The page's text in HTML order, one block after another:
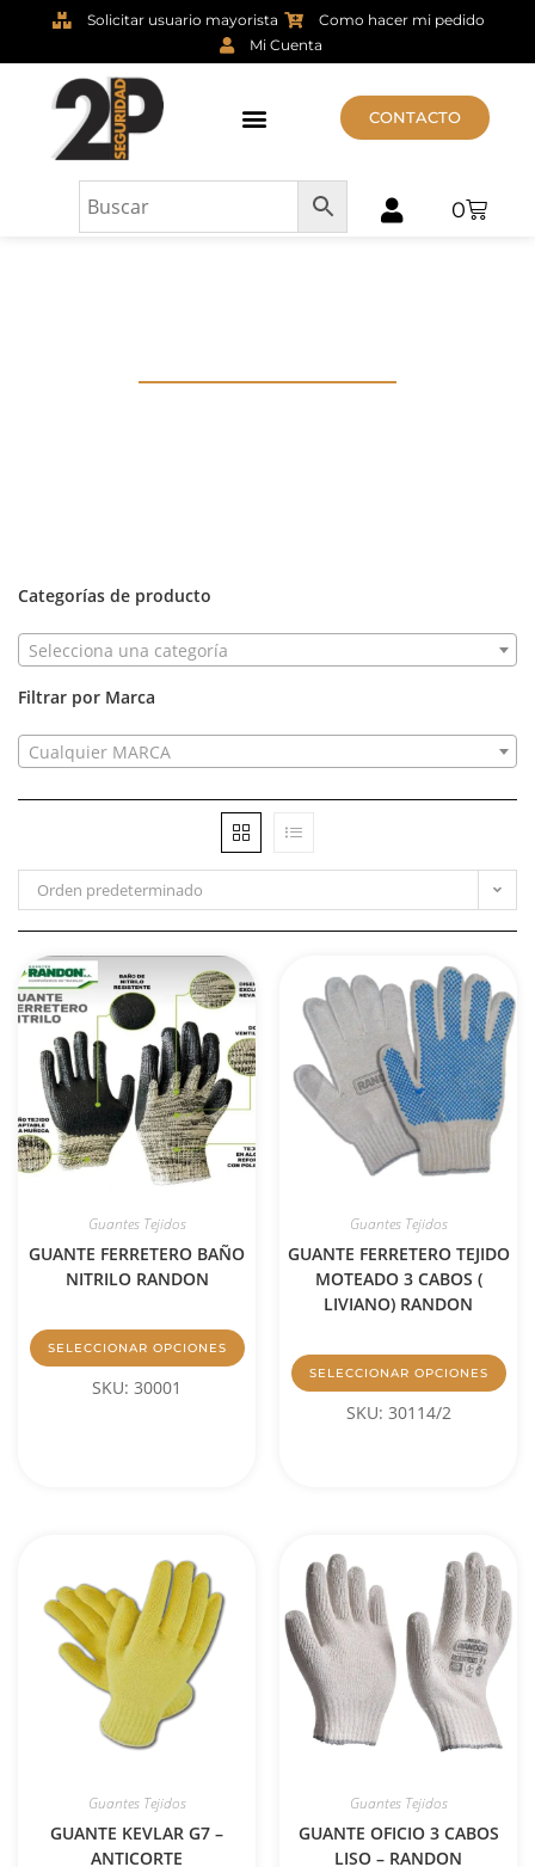
Solicitar usuario mayorista
Como hacer mi pedido
Mi Cuenta
CONTACTO
0
Categorías de producto
Selecciona una categoría
Filtrar por Marca
Cualquier MARCA
Orden predeterminado
Guantes Tejidos
GUANTE FERRETERO BAÑO
NITRILO RANDON
SELECCIONAR OPCIONES
SKU: 30001
Guantes Tejidos
GUANTE FERRETERO TEJIDO
MOTEADO 3 CABOS (
LIVIANO) RANDON
SELECCIONAR OPCIONES
SKU: 30114/2
Guantes Tejidos
GUANTE KEVLAR G7 –
ANTICORTE
Guantes Tejidos
GUANTE OFICIO 3 CABOS
LISO – RANDON